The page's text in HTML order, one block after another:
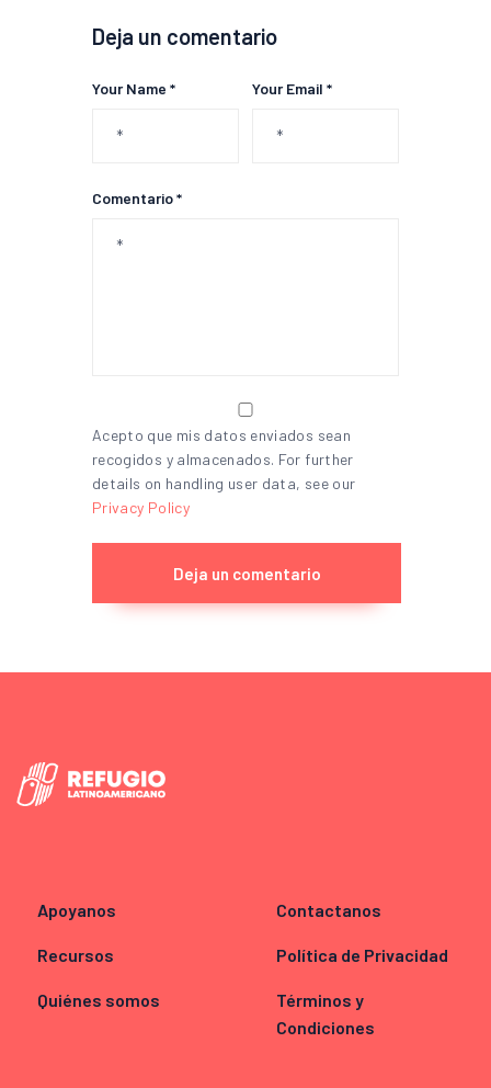
Deja un comentario
Your Name * Your Email *
Comentario *
Acepto que mis datos enviados sean
recogidos y almacenados. For further
details on handling user data, see our
Privacy Policy
Apoyanos
Recursos
Quiénes somos
Contactanos
Política de Privacidad
Términos y
Condiciones